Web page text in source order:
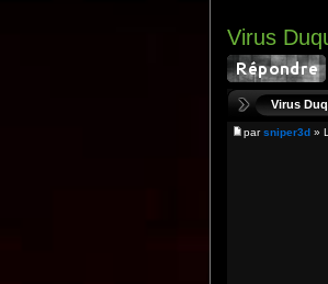
Virus
Virus
parsniper3d »